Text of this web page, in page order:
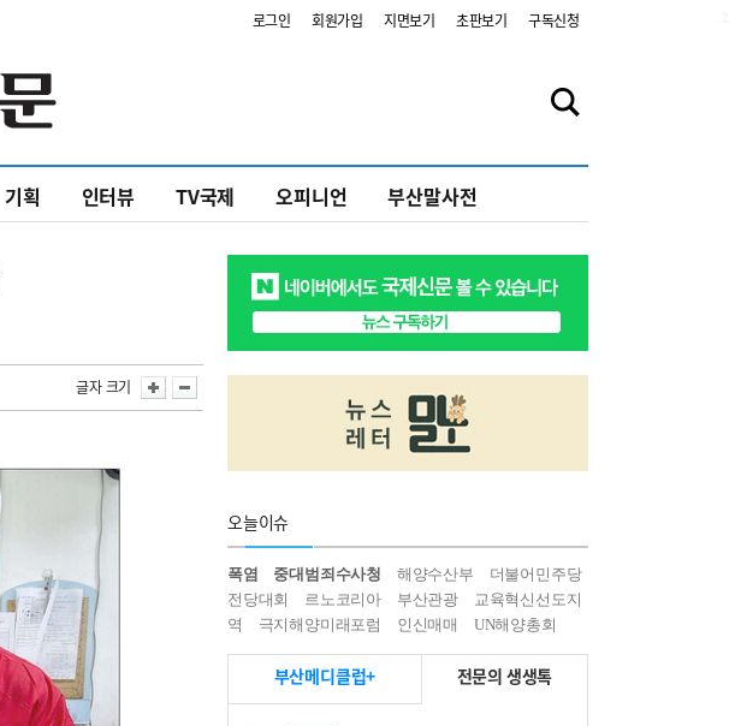
로그인 회원가입 지면보기 초판보기 구독신청
기획 인터뷰 TV국제 오피니언 부산말사전
글자 크기
오늘이슈
폭염 중대범죄수사청 해양수산부
더불어민주당
전당대회
르노코리아 부산관광
교육혁신선도지
역
극지해양미래포럼 인신매매 UN해양총회
부산메디클럽+ 전문의 생생톡